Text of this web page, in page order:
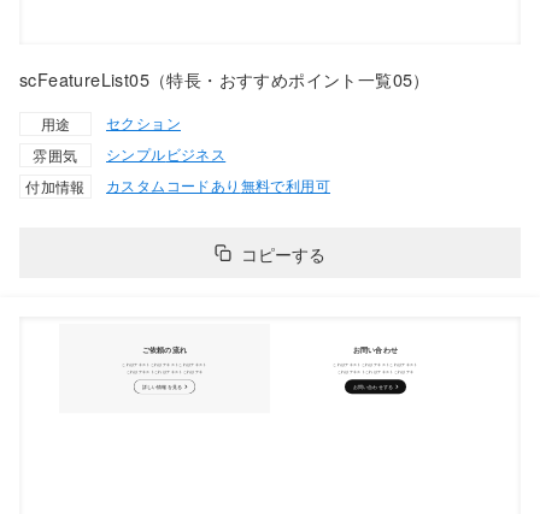
scFeatureList05（特長・おすすめポイント一覧05）
用途
セクション
雰囲気
シンプルビジネス
付加情報
カスタムコードあり 無料で利用可
コピーする